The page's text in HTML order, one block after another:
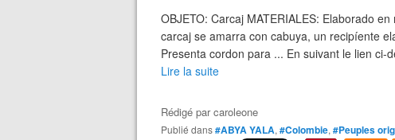
OBJETO: Carcaj MATERIALES: Elaborado
carcaj se amarra con cabuya, un recipíente
Presenta cordon para ... En suivant le lien ci-
Lire la suite
Rédigé parcaroleone
Publié dans#ABYA YALA, #Colombie, #Peuples